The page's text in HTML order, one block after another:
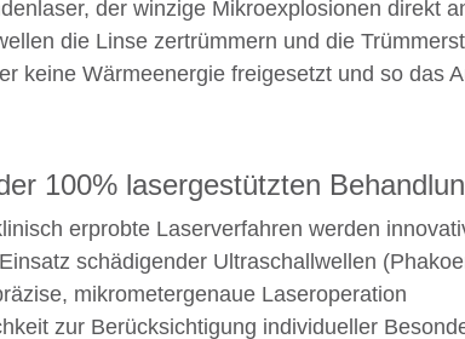
der winzige Mikroexplosionen direkt
die Linse zertrümmern und die
keine Wärmeenergie freigesetzt und so das
100% lasergestützten
erprobte Laserverfahren werden
schädigender Ultraschallwellen
mikrometergenaue Laseroperation
zur Berücksichtigung individueller